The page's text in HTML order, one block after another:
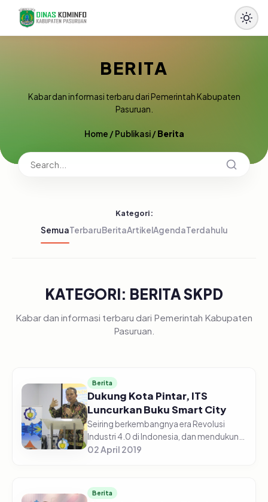
BERITA
Kabar dan informasi terbaru dari Pemerintah Kabupaten
Pasuruan.
Home /Publikasi/Berita
Kategori:
SemuaTerbaruBeritaArtikelAgendaTerdahulu
KATEGORI: BERITA SKPD
Kabar dan informasi terbaru dari Pemerintah Kabupaten
Pasuruan.
Berita
Dukung Kota Pintar, ITS
Luncurkan Buku Smart City
Seiring berkembangnya era Revolusi
Industri 4.0 di Indonesia, dan mendukung
pelayanan masyarakat perkotaan yang
02 April 2019
Berita